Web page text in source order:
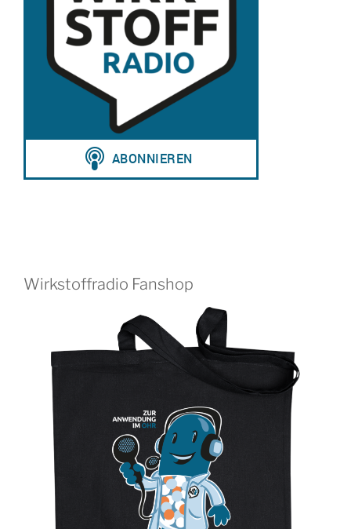
Wirkstoffradio Fanshop